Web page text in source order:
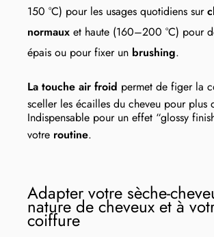
150 °C) pour les usages quotidiens sur
normaux et haute (160–200 °C) pour
épais ou pour fixer un brushing.
La touche air froid permet de figer la
sceller les écailles du cheveu pour plus
Indispensable pour un effet “glossy
votre routine.
Adapter votre sèche-
nature de cheveux et à
coiffure